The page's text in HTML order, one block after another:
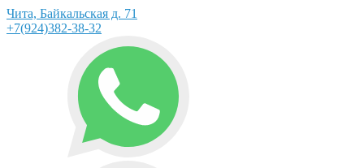
Чита, Байкальская д. 71
+7(924)382-38-32